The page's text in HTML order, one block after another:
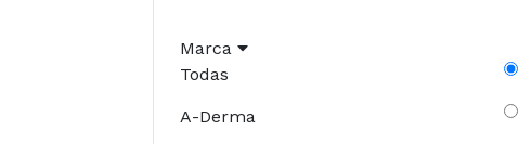
Marca
Todas
A-Derma